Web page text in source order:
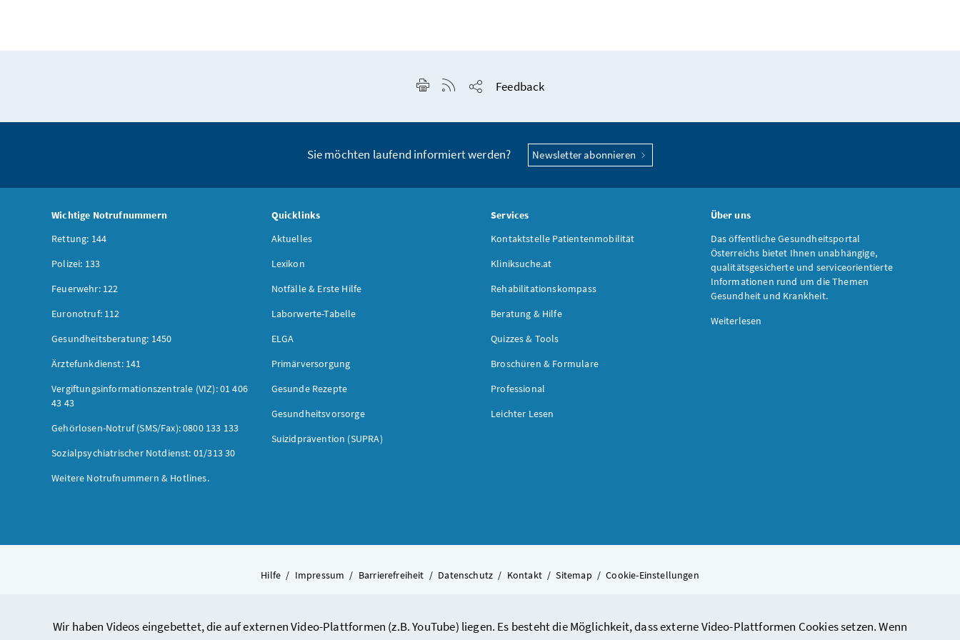
Wir haben Videos eingebettet, die auf externen Video-Plattformen (z.B. YouTube) liegen. Es besteht die Möglichkeit, dass externe Video-Plattformen Cookies setzen. Wenn
Seite drucken
RSS-Feed anzeigen
Feedback
Sie möchten laufend informiert werden? Newsletter abonnieren
Wichtige Notrufnummern
Rettung: 144
Polizei: 133
Feuerwehr: 122
Euronotruf: 112
Gesundheitsberatung: 1450
Ärztefunkdienst: 141
Vergiftungsinformationszentrale (VIZ): 01 406
43 43
Gehörlosen-Notruf (SMS/Fax): 0800 133 133
Sozialpsychiatrischer Notdienst: 01/313 30
Weitere Notrufnummern & Hotlines.
Quicklinks
Aktuelles
Lexikon
Notfälle & Erste Hilfe
Laborwerte-Tabelle
ELGA
Primärversorgung
Gesunde Rezepte
Gesundheitsvorsorge
Suizidprävention (SUPRA)
Services
Kontaktstelle Patientenmobilität
Kliniksuche.at
Rehabilitationskompass
Beratung & Hilfe
Quizzes & Tools
Broschüren & Formulare
Professional
Leichter Lesen
Über uns
Das öffentliche Gesundheitsportal
Österreichs bietet Ihnen unabhängige,
qualitätsgesicherte und serviceorientierte
Informationen rund um die Themen
Gesundheit und Krankheit.
Weiterlesen
Hilfe / Impressum / Barrierefreiheit / Datenschutz / Kontakt / Sitemap / Cookie-Einstellungen